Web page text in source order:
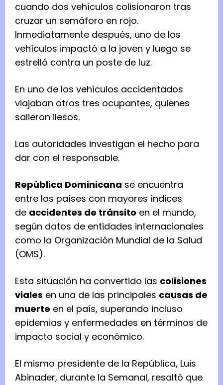
cuando dos vehículos colisionaron tras
cruzar un semáforo en rojo.
Inmediatamente después, uno de los
vehículos impactó a la joven y luego se
estrelló contra un poste de luz.
En uno de los vehículos accidentados
viajaban otros tres ocupantes, quienes
salieron ilesos.
Las autoridades investigan el hecho para
dar con el responsable.
República Dominicana se encuentra
entre los países con mayores índices
de accidentes de tránsito en el mundo,
según datos de entidades internacionales
como la Organización Mundial de la Salud
(OMS).
Esta situación ha convertido las colisiones
viales en una de las principales causas de
muerte en el país, superando incluso
epidemias y enfermedades en términos de
impacto social y económico.
El mismo presidente de la República, Luis
Abinader, durante la Semanal, resaltó que